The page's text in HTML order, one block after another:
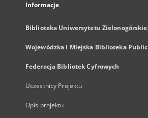
Informacje
Biblioteka Uniwersytetu
Wojewódzka i Miejska Biblioteka
Federacja Bibliotek Cyfrowych
Uczestnicy Projektu
Opis projektu